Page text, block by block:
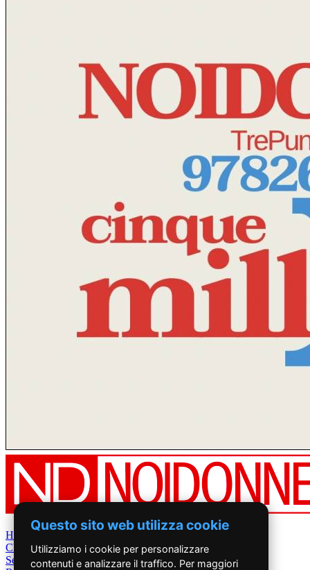
Home
Chi Siamo
Settimanale
Questo sito web utilizza cookie
Utilizziamo i cookie per personalizzare
contenuti e analizzare il traffico. Per maggiori